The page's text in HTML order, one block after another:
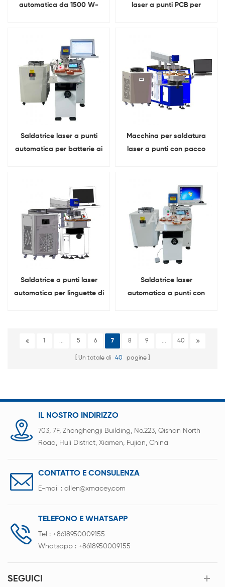
automatica da 1500 W-
batteria al litio
laser a punti PCB per
Saldatrice laser a punti
automatica per batterie ai
cellulari
Macchina per saldatura
laser a punti con pacco
automatica
Saldatrice a punti laser
automatica per linguette di
Saldatrice laser
automatica a punti con
1 ... 5 6 7 8 9 ... 40
Un totale di 40 pagine
IL NOSTRO INDIRIZZO
703, 7F, Zhonghengji Building, No.223, Qishan North
Road, Huli District, Xiamen, Fujian, China
CONTATTO E CONSULENZA
E-mail : allen@xmacey.com
TELEFONO E WHATSAPP
Tel : +8618950009155
Whatsapp : +8618950009155
SEGUICI